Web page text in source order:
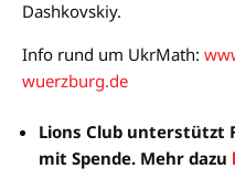
Dashkovskiy.
Info rund um UkrMath:
wuerzburg.de
Lions Club unterstützt
mit Spende. Mehr dazu